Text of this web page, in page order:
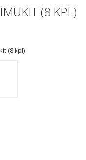
(8 KPL)
(8 kpl)